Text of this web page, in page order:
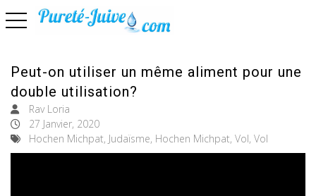
basculer la navigation
Peut-on utiliser un même aliment pour une
double utilisation?
Rav Loria
27 Janvier, 2020
Hochen Michpat, Judaïsme, Hochen Michpat, Vol, Vol